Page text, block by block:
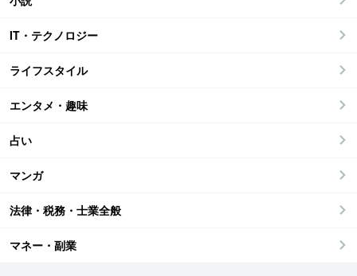
IT・テクノロジー
ライフスタイル
エンタメ・趣味
占い
マンガ
法律・税務・士業全般
マネー・副業